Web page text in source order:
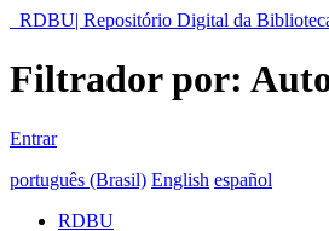
RDBU| Repositório Digital da
Filtrador por:
Entrar
português (Brasil) English español
RDBU